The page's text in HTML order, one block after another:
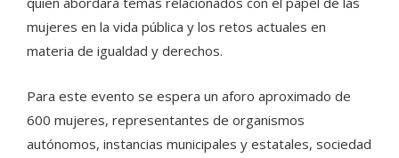
mujeres en la vida pública y los retos actuales en
materia de igualdad y derechos.
Para este evento se espera un aforo aproximado de
600 mujeres, representantes de organismos
autónomos, instancias municipales y estatales, sociedad